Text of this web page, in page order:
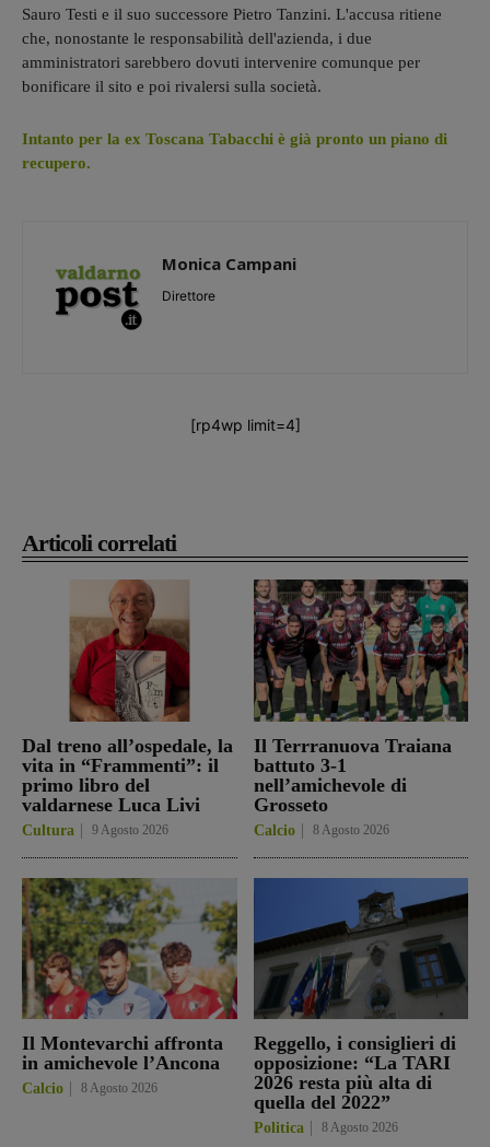
Articoli correlati
Dal treno all’ospedale, la
vita in “Frammenti”: il
primo libro del
valdarnese Luca Livi
Cultura 9 Agosto 2026
Il Terrranuova Traiana
battuto 3-1
nell’amichevole di
Grosseto
Calcio 8 Agosto 2026
Il Montevarchi affronta
in amichevole l’Ancona
Calcio 8 Agosto 2026
Reggello, i consiglieri di
opposizione: “La TARI
2026 resta più alta di
quella del 2022”
Politica 8 Agosto 2026
Sauro Testi e il suo successore Pietro Tanzini. L'accusa ritiene
che, nonostante le responsabilità dell'azienda, i due
amministratori sarebbero dovuti intervenire comunque per
bonificare il sito e poi rivalersi sulla società.
Intanto per la ex Toscana Tabacchi è già pronto un piano di
recupero.
Monica Campani
Direttore
[rp4wp limit=4]